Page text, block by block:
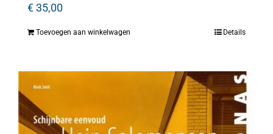
€35,00
Toevoegen aan winkelwagen Details